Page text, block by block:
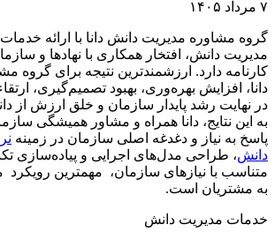
۷ مرداد ۱۴۰۵
گروه مشاوره مدیریت دانش دانا با ارائه
مدیریت دانش، افتخار همکاری با نهادها و
کارنامه دارد. ارزشمندترین نتیجه برای گروه
دانا، افزایش بهره‌وری، بهبود تصمیم‌گیری،
در نهایت رشد پایدار سازمان و خلق ارزش از
به این نتایج، دانا همراه و مشاور همیشگی
پاسخ به نیاز و دغدغه اصلی سازمان در زمینه
دانش، طراحی مدل‌های اجرایی و پیاده‌سازی
متناسب با نیازهای سازمان، مهمترین رویکرد
به مشتریان است.
خدمات مدیریت دانش